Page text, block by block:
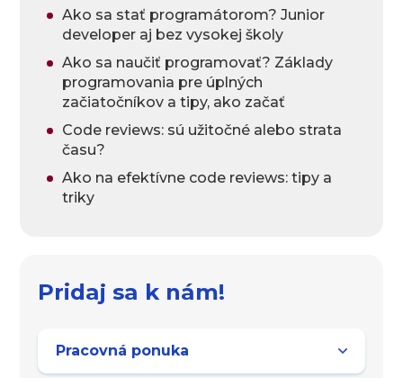
Ako sa stať programátorom? Junior
developer aj bez vysokej školy
Ako sa naučiť programovať? Základy
programovania pre úplných
začiatočníkov a tipy, ako začať
Code reviews: sú užitočné alebo strata
času?
Ako na efektívne code reviews: tipy a
triky
Pridaj sa k nám!